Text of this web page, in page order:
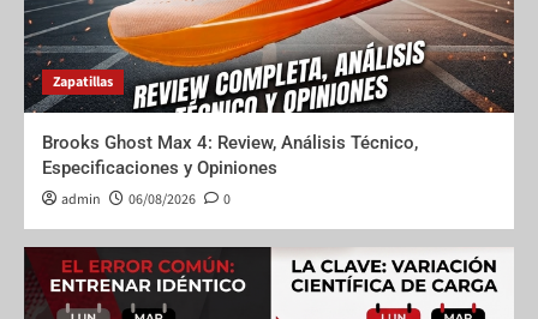
Zapatillas
Brooks Ghost Max 4: Review, Análisis Técnico,
Especificaciones y Opiniones
admin 06/08/2026 0